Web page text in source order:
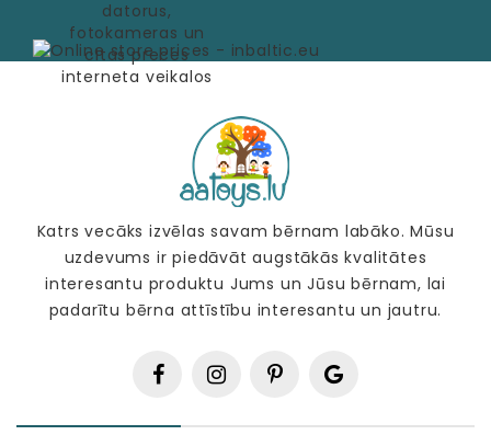
Katrs vecāks izvēlas savam bērnam labāko. Mūsu
uzdevums ir piedāvāt augstākās kvalitātes
interesantu produktu Jums un Jūsu bērnam, lai
padarītu bērna attīstību interesantu un jautru.